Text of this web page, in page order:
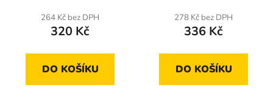
264 Kč bez DPH
320 Kč
DO KOŠÍKU
278 Kč bez DPH
336 Kč
DO KOŠÍKU